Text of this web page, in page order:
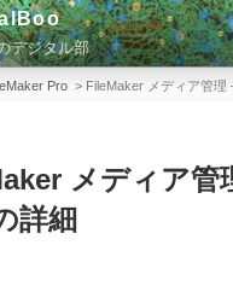
デジタル部
Pro > FileMaker メディア管
メディア
詳細